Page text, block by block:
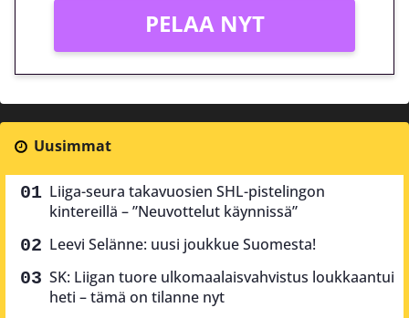
PELAA NYT
Uusimmat
Liiga-seura takavuosien SHL-pistelingon
kintereillä – ”Neuvottelut käynnissä”
Leevi Selänne: uusi joukkue Suomesta!
SK: Liigan tuore ulkomaalaisvahvistus loukkaantui
heti – tämä on tilanne nyt